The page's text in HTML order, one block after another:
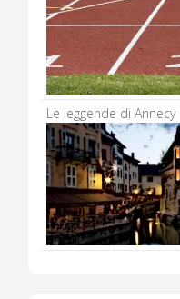
Le leggende di Annecy